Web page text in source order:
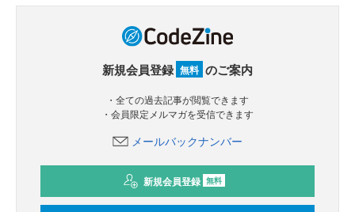
新規会員登録 無料 のご案内
・全ての過去記事が閲覧できます
・会員限定メルマガを受信できます
メールバックナンバー
新規会員登録 無料